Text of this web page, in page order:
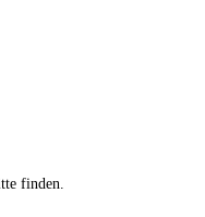
finden.